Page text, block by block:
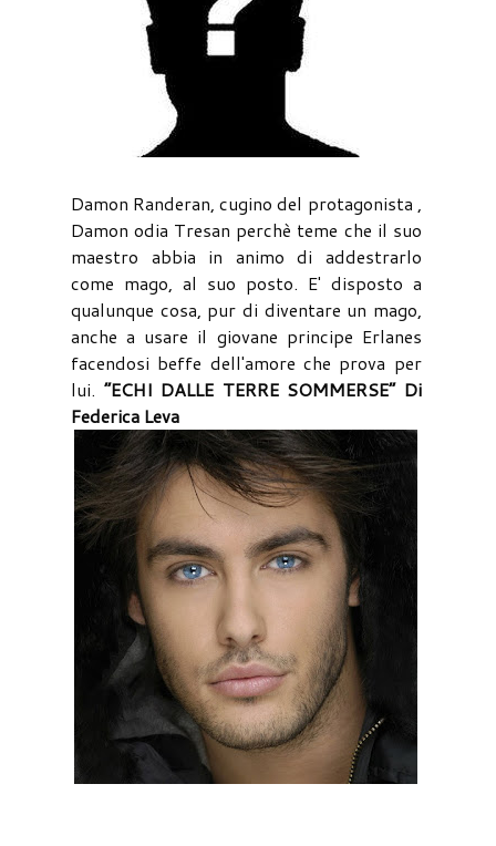
Damon Randeran, cugino del protagonista ,
Damon odia Tresan perchè teme che il suo
maestro abbia in animo di addestrarlo
come mago, al suo posto. E' disposto a
qualunque cosa, pur di diventare un mago,
anche a usare il giovane principe Erlanes
facendosi beffe dell'amore che prova per
lui. “ECHI DALLE TERRE SOMMERSE” Di
Federica Leva